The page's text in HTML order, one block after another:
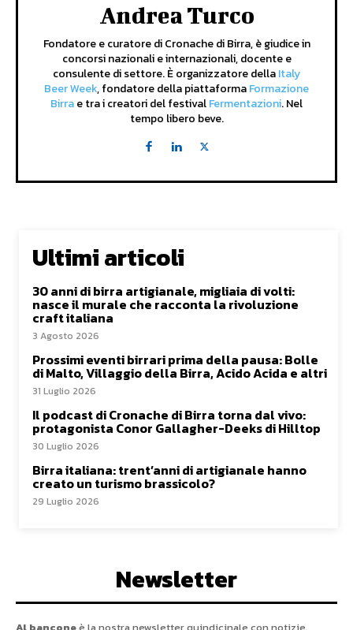
Andrea Turco
Fondatore e curatore di Cronache di Birra, è giudice in
concorsi nazionali e internazionali, docente e
consulente di settore. È organizzatore dellaItaly
Beer Week, fondatore della piattaformaFormazione
Birrae tra i creatori del festivalFermentazioni. Nel
tempo libero beve.
Ultimi articoli
30 anni di birra artigianale, migliaia di volti:
nasce il murale che racconta la rivoluzione
craft italiana
3 Agosto 2026
Prossimi eventi birrari prima della pausa: Bolle
di Malto, Villaggio della Birra, Acido Acida e altri
31 Luglio 2026
Il podcast di Cronache di Birra torna dal vivo:
protagonista Conor Gallagher-Deeks di Hilltop
30 Luglio 2026
Birra italiana: trent’anni di artigianale hanno
creato un turismo brassicolo?
29 Luglio 2026
Newsletter